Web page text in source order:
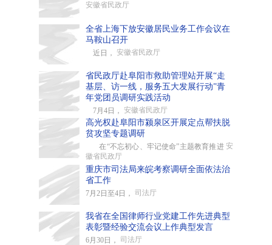
安徽省民政厅
全省上海下放安徽居民业务工作会议在
马鞍山召开
近日， 安徽省民政厅
省民政厅赴阜阳市救助管理站开展“走
基层、访一线，服务五大发展行动”青
年党团员调研实践活动
7月4日， 安徽省民政厅
高光权赴阜阳市颍泉区开展定点帮扶脱
贫攻坚专题调研
在“不忘初心、牢记使命”主题教育推进 安
徽省民政厅
重庆市司法局来皖考察调研全面依法治
省工作
7月2日至4日， 司法厅
我省在全国律师行业党建工作先进典型
表彰暨经验交流会议上作典型发言
6月30日， 司法厅